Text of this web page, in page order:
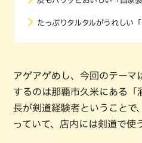
たっぷりタルタルがうれしい「
アゲアゲめし、今回のテーマ
するのは那覇市久米にある「
長が剣道経験者ということで
っていて、店内には剣道で使